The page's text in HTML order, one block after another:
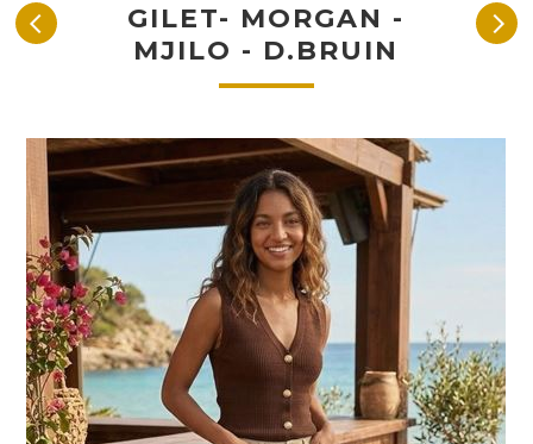
GILET- MORGAN -
MJILO - D.BRUIN